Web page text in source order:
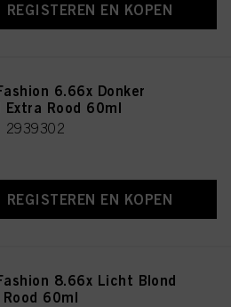
REGISTEREN EN KOPEN
6.66x Donker
Extra Rood 60ml
2939302
REGISTEREN EN KOPEN
8.66x Licht Blond
60ml